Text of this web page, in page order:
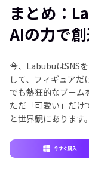
まとめ：
AIの力で
今、LabubuはSNS
して、フィギュア
でも熱狂的なブーム
ただ「可愛い」だけ
と世界観にあります。